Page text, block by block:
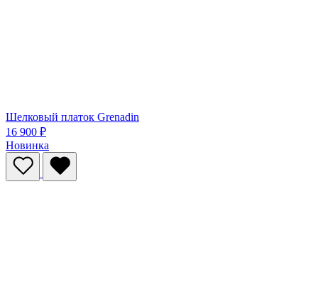
Шелковый платок Grenadin
16 900 ₽
Новинка